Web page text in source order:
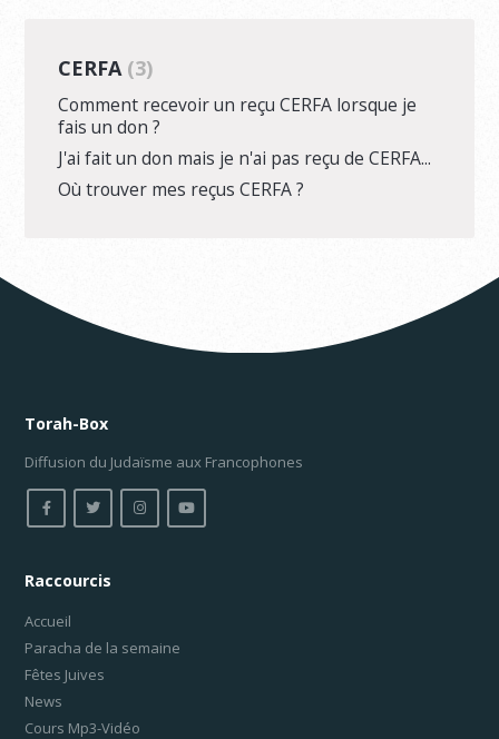
CERFA 3
Comment recevoir un reçu CERFA lorsque je
fais un don ?
J'ai fait un don mais je n'ai pas reçu de CERFA...
Où trouver mes reçus CERFA ?
Torah-Box
Diffusion du Judaïsme aux Francophones
Raccourcis
Accueil
Paracha de la semaine
Fêtes Juives
News
Cours Mp3-Vidéo